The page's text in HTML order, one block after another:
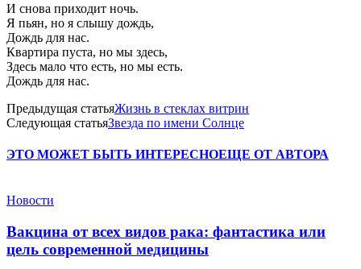
И снова приходит ночь.
Я пьян, но я слышу дождь,
Дождь для нас.
Квартира пуста, но мы здесь,
Здесь мало что есть, но мы есть.
Дождь для нас.
Предыдущая статьяЖизнь в стеклах витрин
Следующая статьяЗвезда по имени Солнце
ЭТО МОЖЕТ БЫТЬ ИНТЕРЕСНОЕЩЕ ОТ АВТОРА
Новости
Вакцина от всех видов рака: фантастика или
цель современной медицины